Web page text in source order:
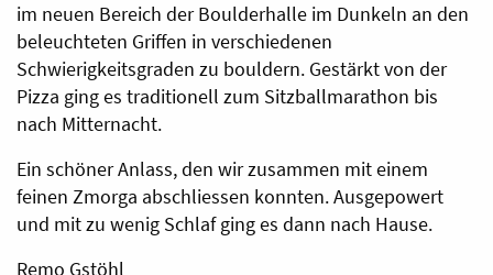
im neuen Bereich der Boulderhalle im Dunkeln an den
beleuchteten Griffen in verschiedenen
Schwierigkeitsgraden zu bouldern. Gestärkt von der
Pizza ging es traditionell zum Sitzballmarathon bis
nach Mitternacht.
Ein schöner Anlass, den wir zusammen mit einem
feinen Zmorga abschliessen konnten. Ausgepowert
und mit zu wenig Schlaf ging es dann nach Hause.
Remo Gstöhl